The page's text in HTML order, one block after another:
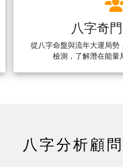
八字奇
從八字命盤與流年大運局
檢測，了解潛在能量
八字分析顧